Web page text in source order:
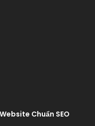
Chuẩn SEO